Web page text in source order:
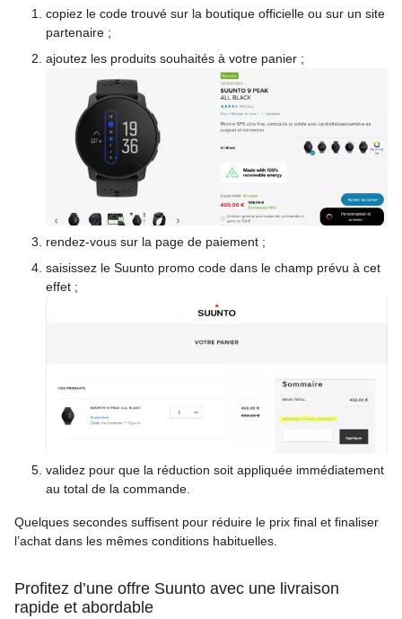
copiez le code trouvé sur la boutique officielle ou sur un site
partenaire ;
ajoutez les produits souhaités à votre panier ;
rendez-vous sur la page de paiement ;
saisissez le Suunto promo code dans le champ prévu à cet
effet ;
validez pour que la réduction soit appliquée immédiatement
au total de la commande.
Quelques secondes suffisent pour réduire le prix final et finaliser
l’achat dans les mêmes conditions habituelles.
Profitez d’une offre Suunto avec une livraison
rapide et abordable